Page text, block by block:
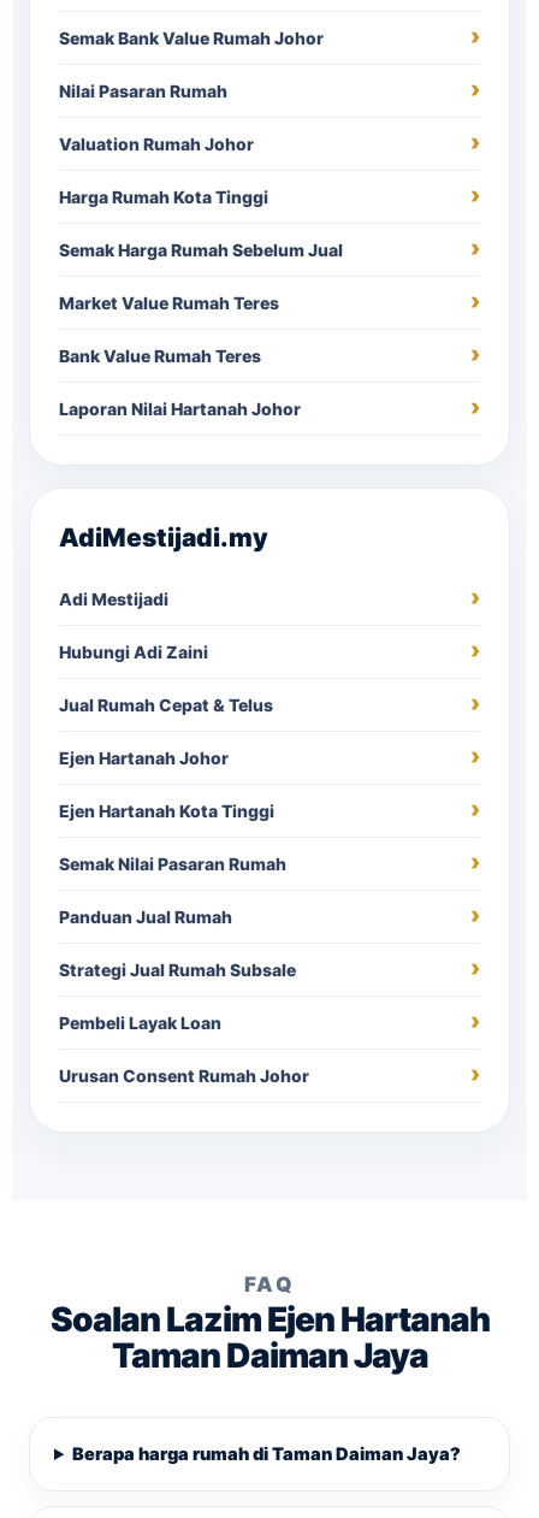
Semak Bank Value Rumah Johor
Nilai Pasaran Rumah
Valuation Rumah Johor
Harga Rumah Kota Tinggi
Semak Harga Rumah Sebelum Jual
Market Value Rumah Teres
Bank Value Rumah Teres
Laporan Nilai Hartanah Johor
AdiMestijadi.my
Adi Mestijadi
Hubungi Adi Zaini
Jual Rumah Cepat & Telus
Ejen Hartanah Johor
Ejen Hartanah Kota Tinggi
Semak Nilai Pasaran Rumah
Panduan Jual Rumah
Strategi Jual Rumah Subsale
Pembeli Layak Loan
Urusan Consent Rumah Johor
FAQ
Soalan Lazim Ejen Hartanah
Taman Daiman Jaya
Berapa harga rumah di Taman Daiman Jaya?